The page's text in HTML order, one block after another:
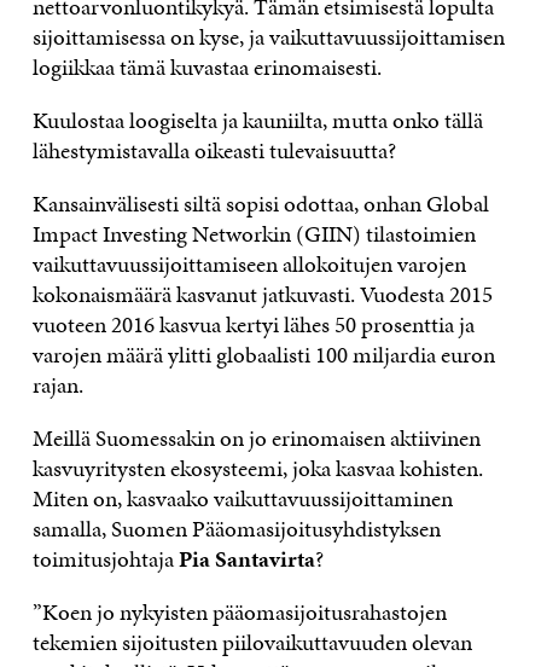
nettoarvonluontikykyä. Tämän etsimisestä lopulta
sijoittamisessa on kyse, ja vaikuttavuussijoittamisen
logiikkaa tämä kuvastaa erinomaisesti.
Kuulostaa loogiselta ja kauniilta, mutta onko tällä
lähestymistavalla oikeasti tulevaisuutta?
Kansainvälisesti siltä sopisi odottaa, onhan Global
Impact Investing Networkin (GIIN) tilastoimien
vaikuttavuussijoittamiseen allokoitujen varojen
kokonaismäärä kasvanut jatkuvasti. Vuodesta 2015
vuoteen 2016 kasvua kertyi lähes 50 prosenttia ja
varojen määrä ylitti globaalisti 100 miljardia euron
rajan.
Meillä Suomessakin on jo erinomaisen aktiivinen
kasvuyritysten ekosysteemi, joka kasvaa kohisten.
Miten on, kasvaako vaikuttavuussijoittaminen
samalla, Suomen Pääomasijoitusyhdistyksen
toimitusjohtajaPia Santavirta?
”Koen jo nykyisten pääomasijoitusrahastojen
tekemien sijoitusten piilovaikuttavuuden olevan